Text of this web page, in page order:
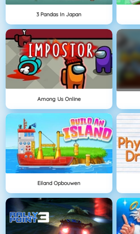
3 Pandas In Japan
Among Us Online
Eiland Opbouwen